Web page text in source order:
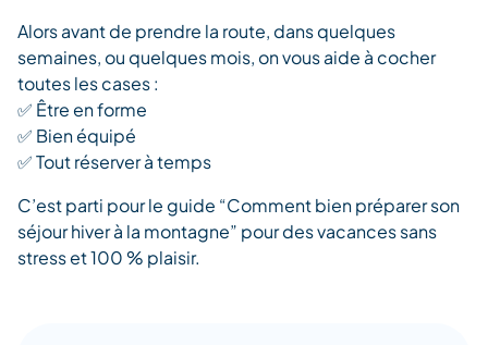
Alors avant de prendre la route, dans quelques
semaines, ou quelques mois, on vous aide à cocher
toutes les cases :
✅ Être en forme
✅ Bien équipé
✅ Tout réserver à temps
C’est parti pour le guide “Comment bien préparer son
séjour hiver à la montagne” pour des vacancessans
stress et 100 % plaisir.